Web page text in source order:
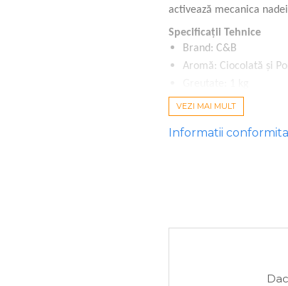
activează mecanica
Specificații Tehnice
Brand: C&B
Aromă: Ciocolată și
Culoare: Neagră /
Ingrediente: Făină
Tehnică: Method
Produsul este ideal
de reci și limpezi.
VEZI MAI MULT
Informatii